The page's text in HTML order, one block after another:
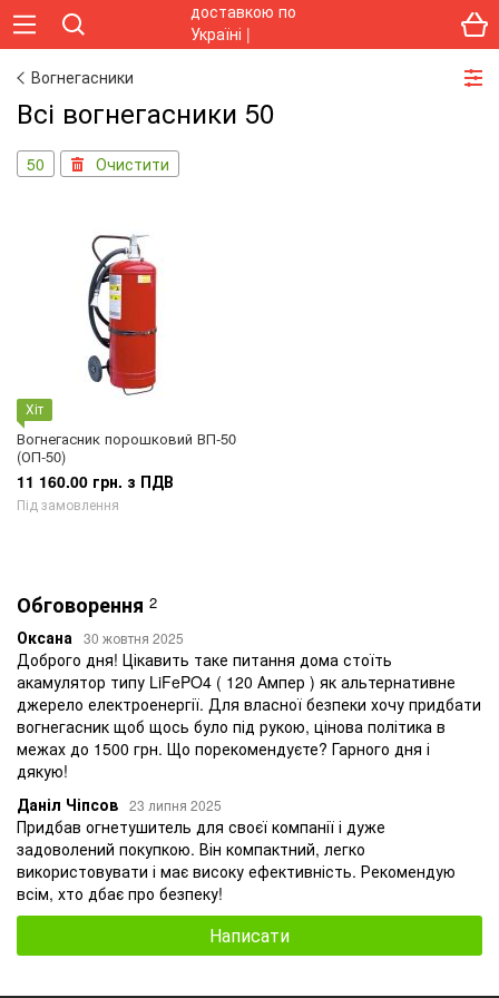
Вогнегасники
Всі вогнегасники 50
50 Очистити
Хіт
Вогнегасник порошковий ВП-50
(ОП-50)
11 160.00 грн. з ПДВ
Під замовлення
Обговорення 2
Оксана 30 жовтня 2025
Доброго дня! Цікавить таке питання дома стоїть
акамулятор типу LiFePO4 ( 120 Ампер ) як альтернативне
джерело електроенергії. Для власної безпеки хочу придбати
вогнегасник щоб щось було під рукою, цінова політика в
межах до 1500 грн. Що порекомендуєте? Гарного дня і
дякую!
Даніл Чіпсов 23 липня 2025
Придбав огнетушитель для своєї компанії і дуже
задоволений покупкою. Він компактний, легко
використовувати і має високу ефективність. Рекомендую
всім, хто дбає про безпеку!
Написати